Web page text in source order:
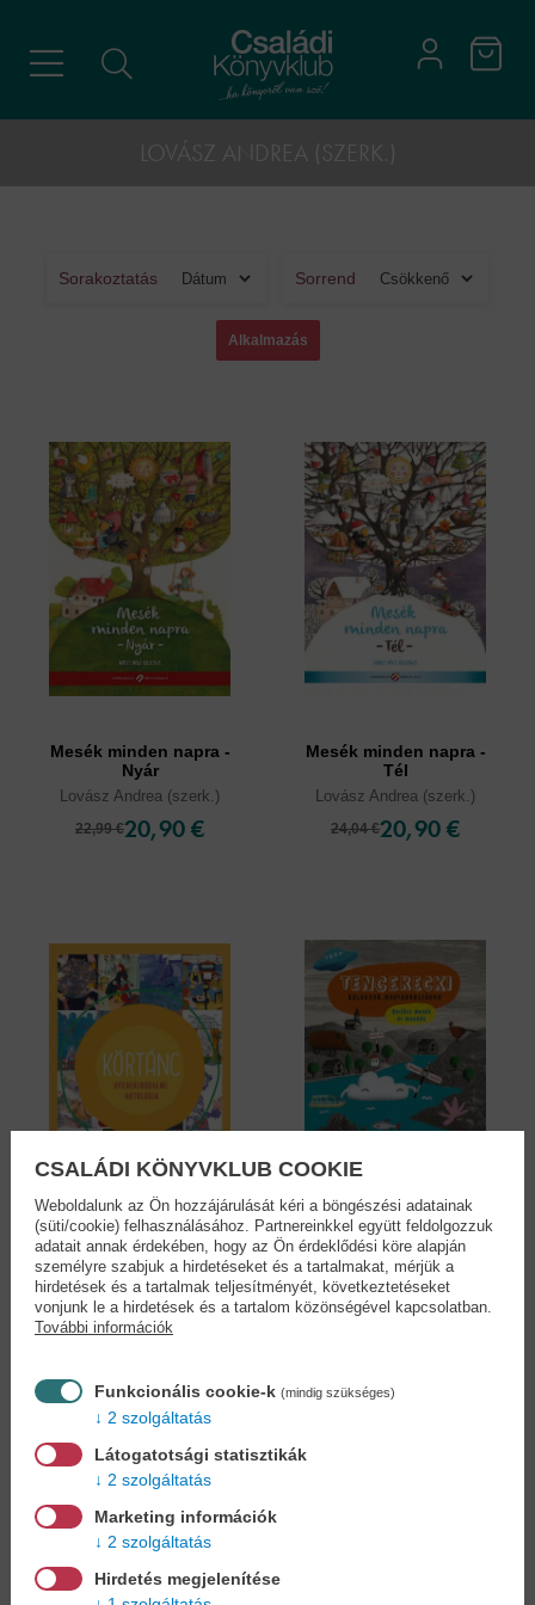
Sorakoztatás Sorrend
Mesék minden napra -
Nyár
Lovász Andrea (szerk.)
22,99 €20,90 €
Mesék minden napra -
Tél
Lovász Andrea (szerk.)
24,04 €20,90 €
Körtánc -
Gyerekirodalmi...
Lovász Andrea (szerk.)
24,04 €20,90 €
Tengerecki -
kalandok...
Lovász Andrea (szerk.)
Cookies
Miért regisztráljon az oldalunkon?
CSALÁDI KÖNYVKLUB COOKIE
Weboldalunk az Ön hozzájárulását kéri a böngészési adatainak
(süti/cookie) felhasználásához. Partnereinkkel együtt feldolgozzuk
adatait annak érdekében, hogy az Ön érdeklődési köre alapján
személyre szabjuk a hirdetéseket és a tartalmakat, mérjük a
hirdetések és a tartalmak teljesítményét, következtetéseket
vonjunk le a hirdetések és a tartalom közönségével kapcsolatban.
További információk
Funkcionális cookie-k (mindig szükséges)
2 szolgáltatás
Látogatotsági statisztikák
2 szolgáltatás
Marketing információk
2 szolgáltatás
Hirdetés megjelenítése